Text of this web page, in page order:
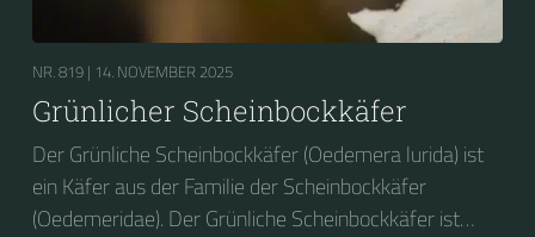
NR. 819 | 14. NOVEMBER 2025
Grünlicher Scheinbockkäfer
Der Grünliche Scheinbockkäfer (Oedemera lurida) ist
ein Käfer aus der Familie der Scheinbockkäfer
(Oedemeridae). Der Grünliche Scheinbockkäfer ist